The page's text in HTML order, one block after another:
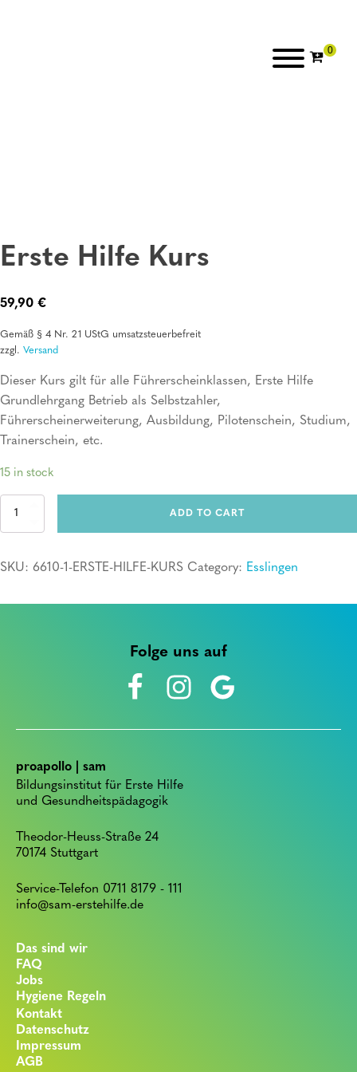
Erste Hilfe Kurs
59,90 €
Gemäß § 4 Nr. 21 UStG umsatzsteuerbefreit
zzgl. Versand
Dieser Kurs gilt für alle Führerscheinklassen, Erste Hilfe
Grundlehrgang Betrieb als Selbstzahler,
Führerscheinerweiterung, Ausbildung, Pilotenschein, Studium,
Trainerschein, etc.
15 in stock
Erste
ADD TO CART
SKU: 6610-1-ERSTE-HILFE-KURS Category: Esslingen
Folge uns auf
proapollo | sam
Bildungsinstitut für Erste Hilfe
und Gesundheitspädagogik
Theodor-Heuss-Straße 24
70174 Stuttgart
Service-Telefon 0711 8179 - 111
info@sam-erstehilfe.de
Das sind wir
FAQ
Jobs
Hygiene Regeln
Kontakt
Datenschutz
Impressum
AGB